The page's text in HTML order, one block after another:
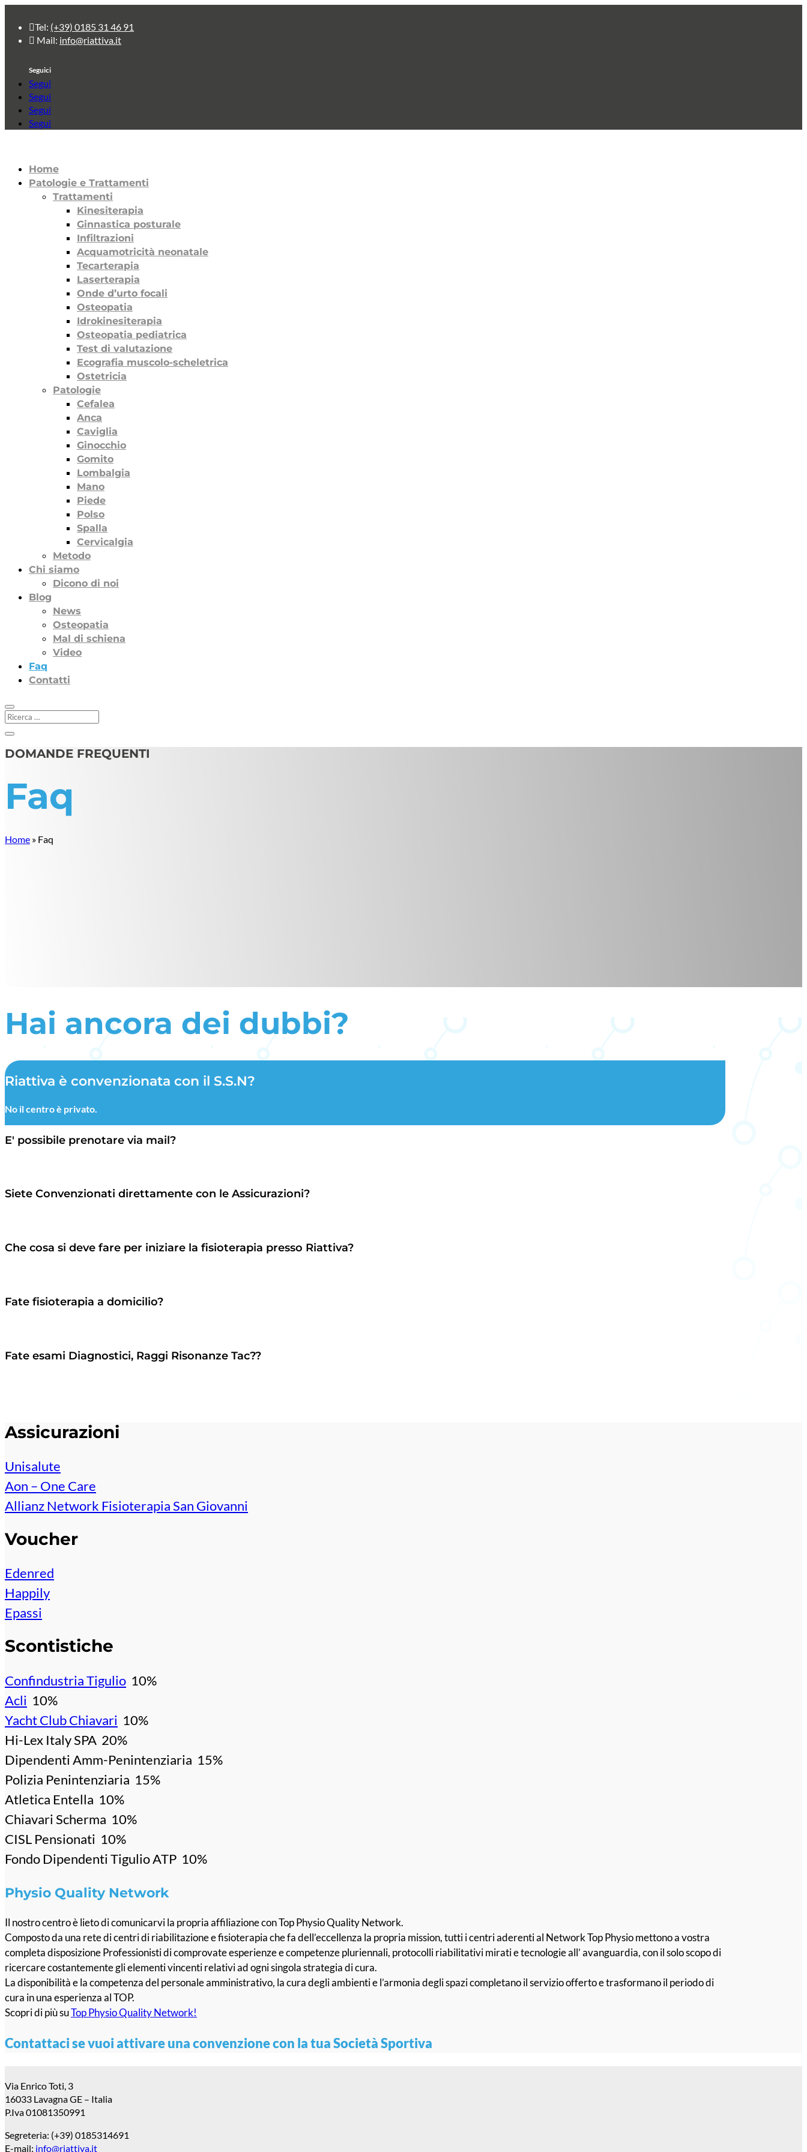
Tel: (+39) 0185 31 46 91
 Mail: info@riattiva.it
Segui
Segui
Segui
Segui
Home
Patologie e Trattamenti
Trattamenti
Kinesiterapia
Ginnastica posturale
Infiltrazioni
Acquamotricità neonatale
Tecarterapia
Laserterapia
Onde d’urto focali
Osteopatia
Idrokinesiterapia
Osteopatia pediatrica
Test di valutazione
Ecografia muscolo-scheletrica
Ostetricia
Patologie
Cefalea
Anca
Caviglia
Ginocchio
Gomito
Lombalgia
Mano
Piede
Polso
Spalla
Cervicalgia
Metodo
Chi siamo
Dicono di noi
Blog
News
Osteopatia
Mal di schiena
Video
Faq
Contatti
DOMANDE FREQUENTI
Faq
Home » Faq
Hai ancora dei dubbi?
Riattiva è convenzionata con il S.S.N?
No il centro è privato.
E' possibile prenotare via mail?
Siete Convenzionati direttamente con le Assicurazioni?
Che cosa si deve fare per iniziare la fisioterapia presso Riattiva?
Fate fisioterapia a domicilio?
Fate esami Diagnostici, Raggi Risonanze Tac??
Assicurazioni
Unisalute
Aon – One Care
Allianz Network Fisioterapia San Giovanni
Voucher
Edenred
Happily
Epassi
Scontistiche
Confindustria Tigulio 10%
Acli 10%
Yacht Club Chiavari 10%
Hi-Lex Italy SPA 20%
Dipendenti Amm-Penintenziaria 15%
Polizia Penintenziaria 15%
Atletica Entella 10%
Chiavari Scherma 10%
CISL Pensionati 10%
Fondo Dipendenti Tigulio ATP 10%
Physio Quality Network
Il nostro centro è lieto di comunicarvi la propria affiliazione con Top Physio Quality Network.
Composto da una rete di centri di riabilitazione e fisioterapia che fa dell’eccellenza la propria mission, tutti i centri aderenti al Network Top Physio mettono a vostra
completa disposizione Professionisti di comprovate esperienze e competenze pluriennali, protocolli riabilitativi mirati e tecnologie all’ avanguardia, con il solo scopo di
ricercare costantemente gli elementi vincenti relativi ad ogni singola strategia di cura.
La disponibilità e la competenza del personale amministrativo, la cura degli ambienti e l’armonia degli spazi completano il servizio offerto e trasformano il periodo di
cura in una esperienza al TOP.
Scopri di più suTop Physio Quality Network!
Contattaci se vuoi attivare una convenzione con la tua Società Sportiva
Via Enrico Toti, 3
16033 Lavagna GE – Italia
P.Iva 01081350991
Segreteria: (+39) 0185314691
E-mail: info@riattiva.it